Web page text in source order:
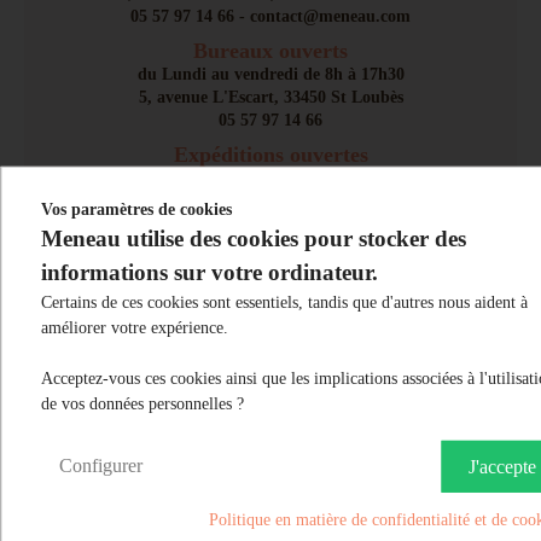
05 57 97 14 66 - contact@meneau.com
Bureaux ouverts
du Lundi au vendredi de 8h à 17h30
5, avenue L'Escart, 33450 St Loubès
05 57 97 14 66
Expéditions ouvertes
32 Rue des Fougères, 33450 St Loubès
05 57 97 14 66
Vos paramètres de cookies
Meneau utilise des cookies pour stocker des
informations sur votre ordinateur.
Certains de ces cookies sont essentiels, tandis que d'autres nous aident à
améliorer votre expérience.
Acceptez-vous ces cookies ainsi que les implications associées à
de vos données personnelles ?
J'accepte
Configurer
Politique en matière de confidentialité et de